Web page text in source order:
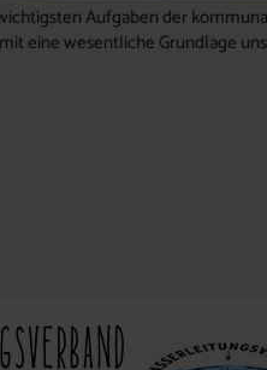
Aufgaben der
eine wesentliche Grundlage